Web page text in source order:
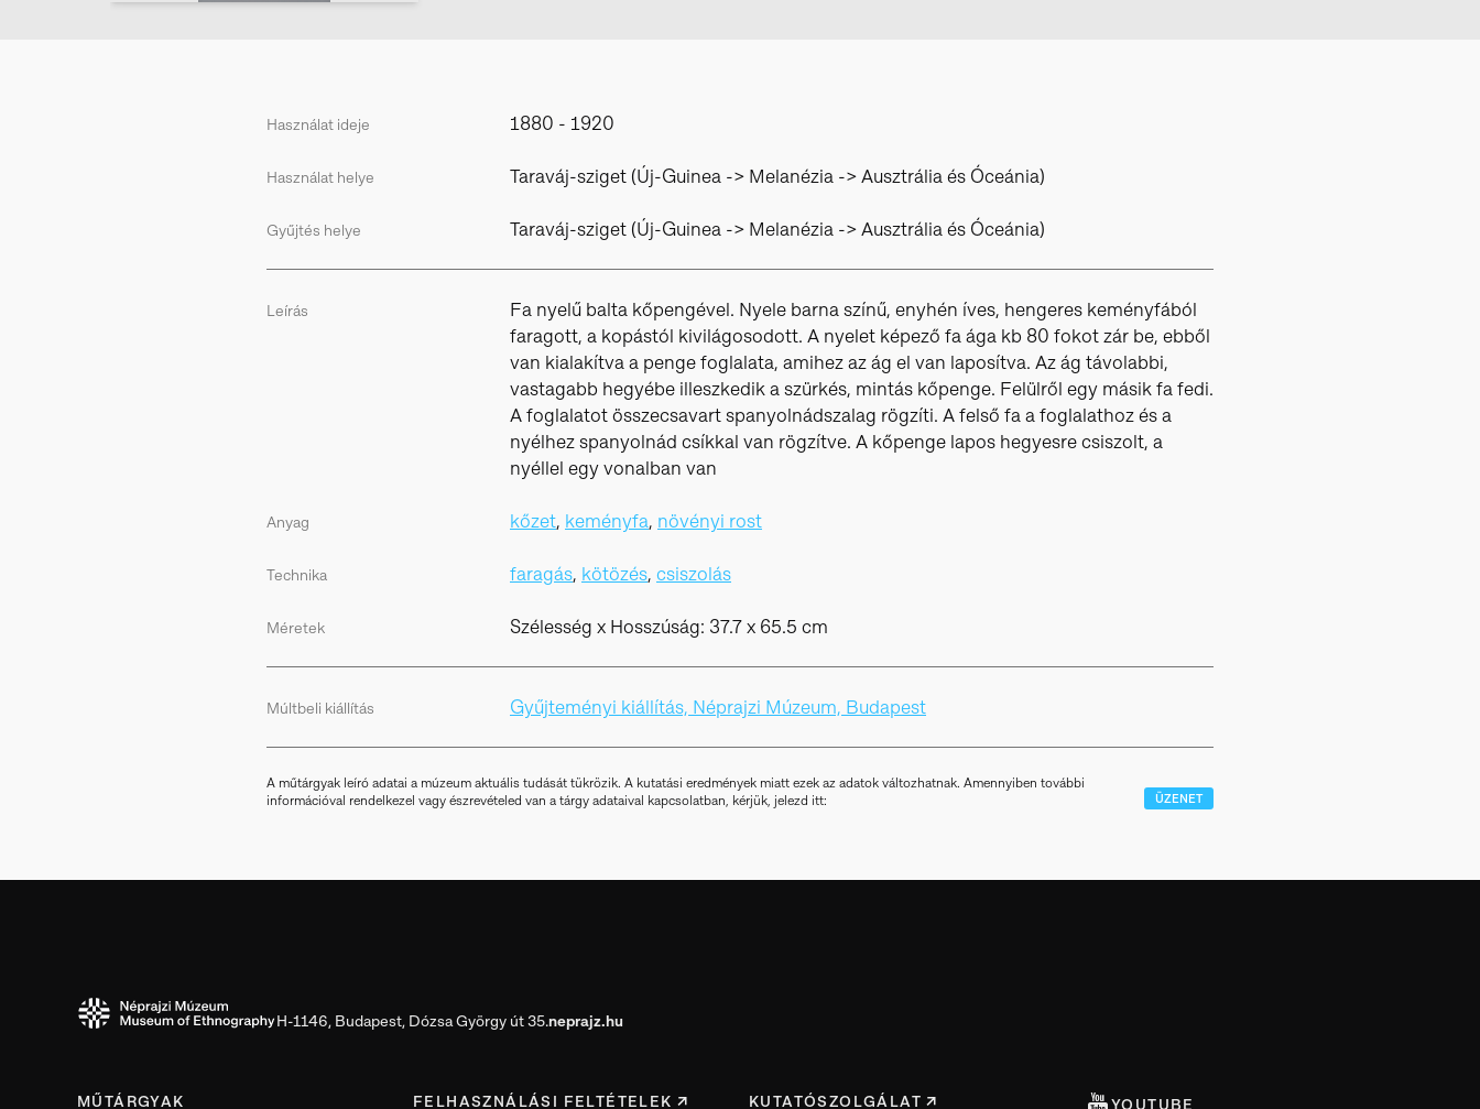
Használat ideje 1880 - 1920
Használat helye Taraváj-sziget (Új-Guinea -> Melanézia -> Ausztrália és Óceánia)
Gyűjtés helye Taraváj-sziget (Új-Guinea -> Melanézia -> Ausztrália és Óceánia)
Leírás
Fa nyelű balta kőpengével. Nyele barna színű, enyhén íves, hengeres keményfából
faragott, a kopástól kivilágosodott. A nyelet képező fa ága kb 80 fokot zár be, ebből
van kialakítva a penge foglalata, amihez az ág el van laposítva. Az ág távolabbi,
vastagabb hegyébe illeszkedik a szürkés, mintás kőpenge. Felülről egy másik fa fedi.
A foglalatot összecsavart spanyolnádszalag rögzíti. A felső fa a foglalathoz és a
nyélhez spanyolnád csíkkal van rögzítve. A kőpenge lapos hegyesre csiszolt, a
nyéllel egy vonalban van
Anyag kőzet, keményfa, növényi rost
Technika faragás, kötözés, csiszolás
Méretek Szélesség x Hosszúság: 37.7 x 65.5 cm
Múltbeli kiállítás Gyűjteményi kiállítás, Néprajzi Múzeum, Budapest
A műtárgyak leíró adatai a múzeum aktuális tudását tükrözik. A kutatási eredmények miatt ezek az adatok változhatnak. Amennyiben további
információval rendelkezel vagy észrevételed van a tárgy adataival kapcsolatban, kérjük, jelezd itt:
ÜZENET
H-1146, Budapest, Dózsa György út 35.neprajz.hu
MŰTÁRGYAK FELHASZNÁLÁSI FELTÉTELEK KUTATÓSZOLGÁLAT YOUTUBE